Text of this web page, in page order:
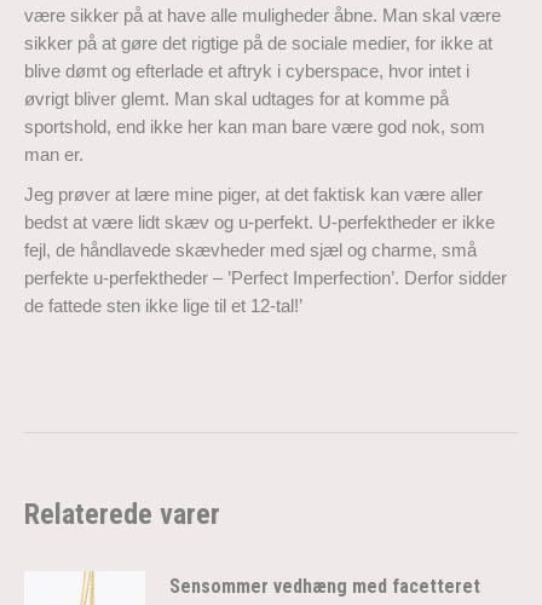
være sikker på at have alle muligheder åbne. Man skal være
sikker på at gøre det rigtige på de sociale medier, for ikke at
blive dømt og efterlade et aftryk i cyberspace, hvor intet i
øvrigt bliver glemt. Man skal udtages for at komme på
sportshold, end ikke her kan man bare være god nok, som
man er.
Jeg prøver at lære mine piger, at det faktisk kan være aller
bedst at være lidt skæv og u-perfekt. U-perfektheder er ikke
fejl, de håndlavede skævheder med sjæl og charme, små
perfekte u-perfektheder – ’Perfect Imperfection’. Derfor sidder
de fattede sten ikke lige til et 12-tal!’
Relaterede varer
Sensommer vedhæng med facetteret